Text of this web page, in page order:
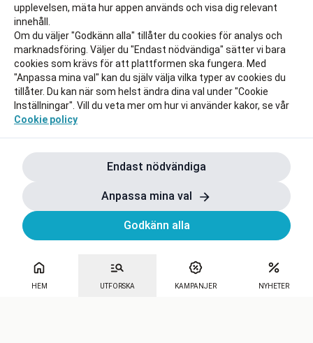
HEM UTFORSKA KAMPANJER NYHETER
upplevelsen, mäta hur appen används och visa dig relevant
innehåll.
Om du väljer "Godkänn alla" tillåter du cookies för analys och
marknadsföring. Väljer du "Endast nödvändiga" sätter vi bara
cookies som krävs för att plattformen ska fungera. Med
"Anpassa mina val" kan du själv välja vilka typer av cookies du
tillåter. Du kan när som helst ändra dina val under "Cookie
Inställningar". Vill du veta mer om hur vi använder kakor, se vår
Cookie policy
Endast nödvändiga
Anpassa mina val
Godkänn alla